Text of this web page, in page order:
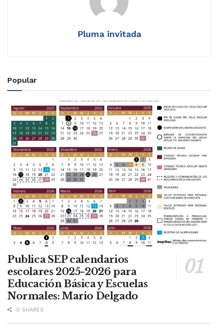
Pluma invitada
Popular
Publica SEP calendarios
escolares 2025-2026 para
Educación Básica y Escuelas
Normales: Mario Delgado
0 SHARES